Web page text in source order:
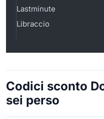
Lastminute
Libraccio
Codici sconto
sei perso